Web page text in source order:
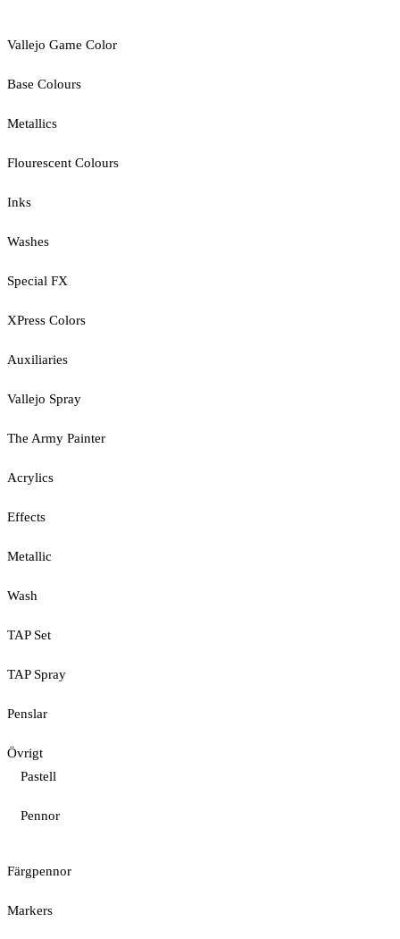
Vallejo Game Color
Base Colours
Metallics
Flourescent Colours
Inks
Washes
Special FX
XPress Colors
Auxiliaries
Vallejo Spray
The Army Painter
Acrylics
Effects
Metallic
Wash
TAP Set
TAP Spray
Penslar
Övrigt
Pastell
Pennor
Färgpennor
Markers